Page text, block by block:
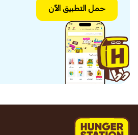
حمل التطبيق الآن